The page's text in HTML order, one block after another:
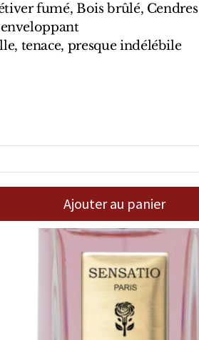
fumé, Bois brûlé, Cendres
enveloppant
tenace, presque indélébile
Ajouter au panier